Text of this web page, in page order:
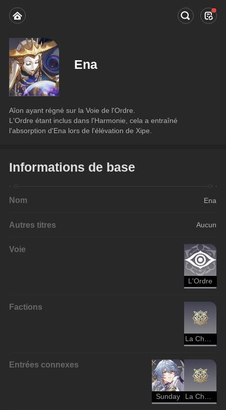
Ena
Aîon ayant régné sur la Voie de l'Ordre.
L'Ordre étant inclus dans l'Harmonie, cela a entraîné
l'absorption d'Ena lors de l'élévation de Xipe.
Informations de base
Nom Ena
Autres titres Aucun
Voie
L'Ordre
Factions
La Chorale d'outre-ciel - Ordre
Entrées connexes
Sunday La Chorale d'outre-ciel - Ordre